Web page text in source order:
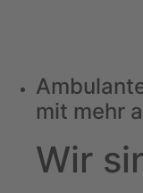
mit mehr
Wir